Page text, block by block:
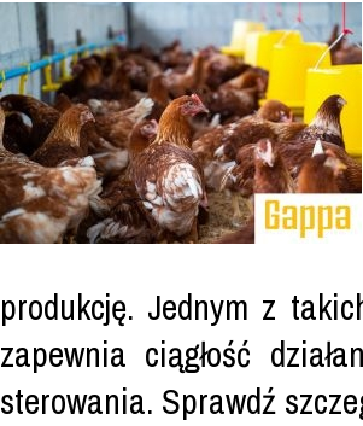
produkcję. Jednym z
zapewnia ciągłość
sterowania. Sprawdź